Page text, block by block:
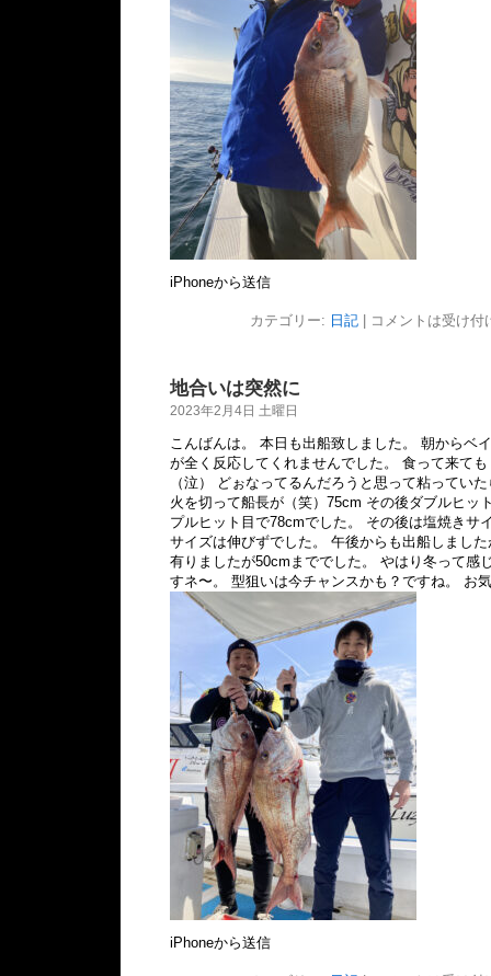
iPhoneから送信
カテゴリー: 日記| コメントは受け付
地合いは突然に
2023年2月4日 土曜日
こんばんは。 本日も出船致しました。 朝からベ
が全く反応してくれませんでした。 食って来て
（泣） どぉなってるんだろうと思って粘ってい
火を切って船長が（笑）75cm その後ダブルヒッ
プルヒット目で78cmでした。 その後は塩焼きサ
サイズは伸びずでした。 午後からも出船しまし
有りましたが50cmまででした。 やはり冬って感
すネ〜。 型狙いは今チャンスかも？ですね。 お
iPhoneから送信